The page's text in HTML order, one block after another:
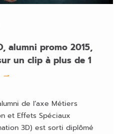
alumni promo 2015,
un clip à plus de 1
→
de l’axe Métiers
et Effets Spéciaux
3D) est sorti diplômé